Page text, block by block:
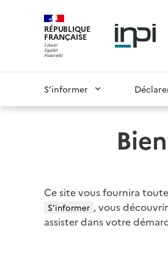
RÉPUBLIQUE
FRANÇAISE
S’informer
Ce site vous fournira
S’informer , vous
assister dans votre